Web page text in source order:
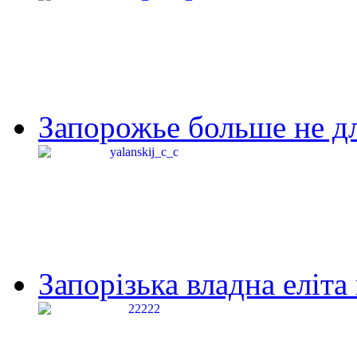
Запорожье больше не
Запорізька владна